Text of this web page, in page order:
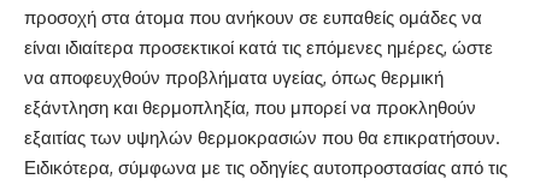
προσοχή στα άτομα που ανήκουν σε ευπαθείς ομάδες να
είναι ιδιαίτερα προσεκτικοί κατά τις επόμενες ημέρες, ώστε
να αποφευχθούν προβλήματα υγείας, όπως θερμική
εξάντληση και θερμοπληξία, που μπορεί να προκληθούν
εξαιτίας των υψηλών θερμοκρασιών που θα επικρατήσουν.
Ειδικότερα, σύμφωνα με τις οδηγίες αυτοπροστασίας από τις